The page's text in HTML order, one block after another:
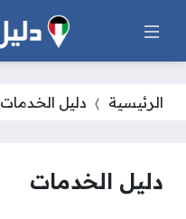
الرئيسية دليل الخدمات
دليل الخدمات